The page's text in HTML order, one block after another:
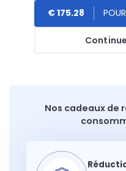
€ 175.28
Nos cadeaux de